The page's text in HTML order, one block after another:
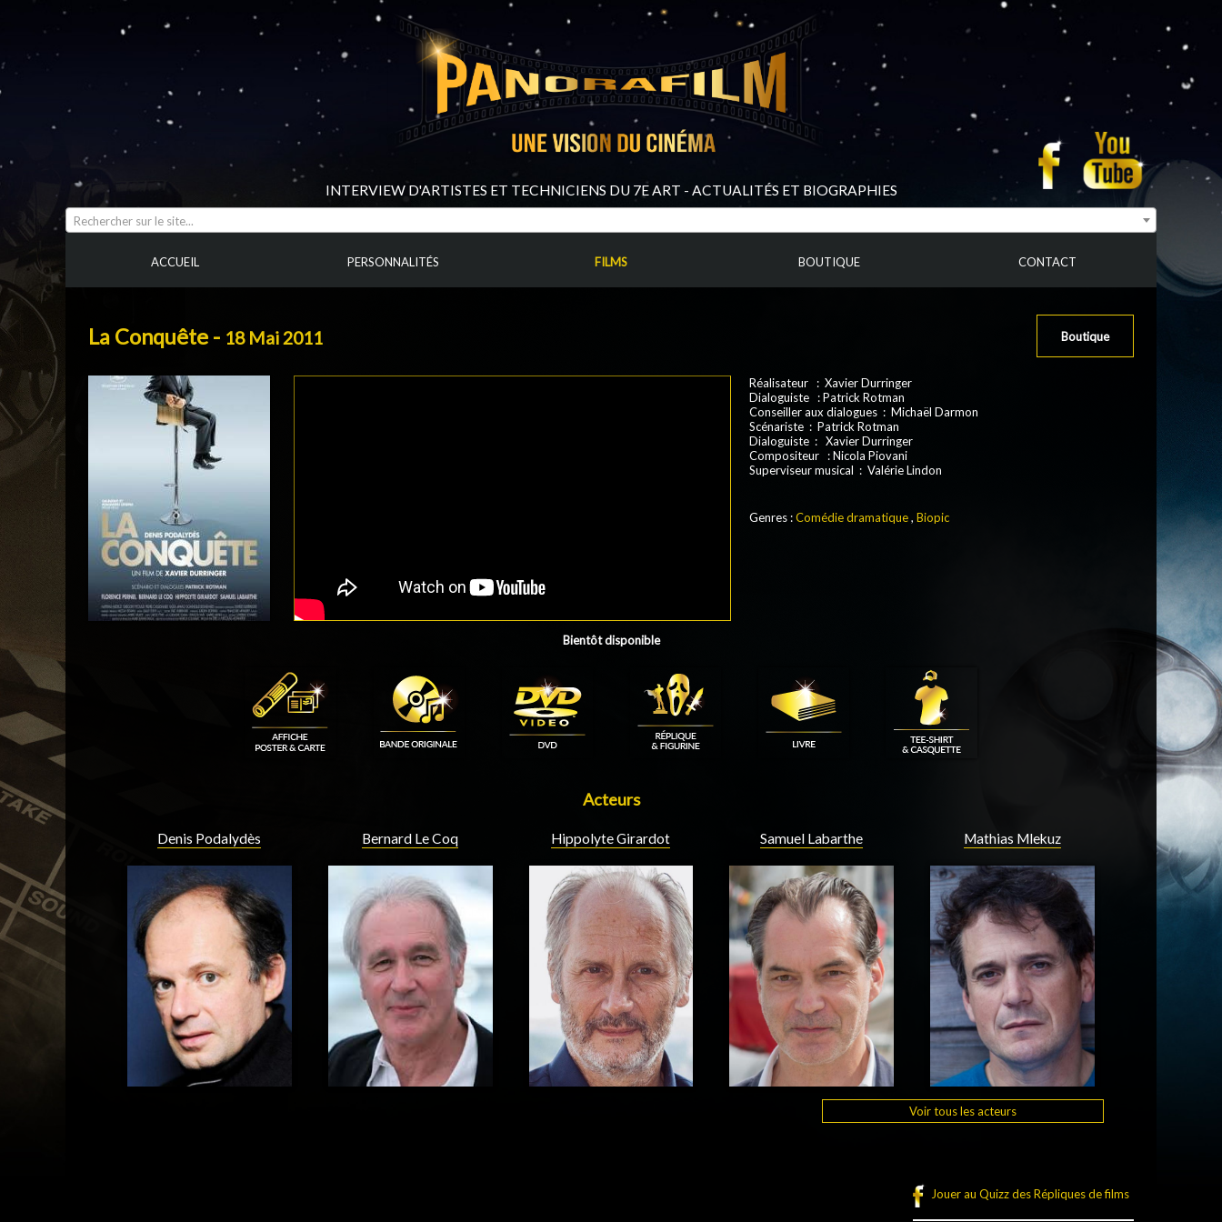
INTERVIEW D'ARTISTES ET TECHNICIENS DU 7E ART - ACTUALITÉS ET BIOGRAPHIES
Rechercher sur le site...
ACCUEIL PERSONNALITÉS FILMS BOUTIQUE CONTACT
La Conquête - 18 Mai 2011 Boutique
Réalisateur : Xavier Durringer
Dialoguiste : Patrick Rotman
Conseiller aux dialogues : Michaël Darmon
Scénariste : Patrick Rotman
Dialoguiste : Xavier Durringer
Compositeur : Nicola Piovani
Superviseur musical : Valérie Lindon
Genres :Comédie dramatique, Biopic
Bientôt disponible
Acteurs
Denis Podalydès Bernard Le Coq Hippolyte Girardot Samuel Labarthe Mathias Mlekuz
Voir tous les acteurs
Jouer au Quizz des Répliques de films